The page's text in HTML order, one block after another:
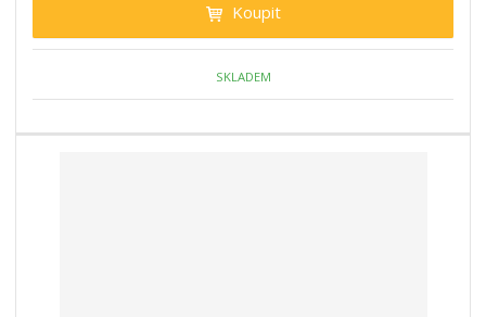
Koupit
SKLADEM